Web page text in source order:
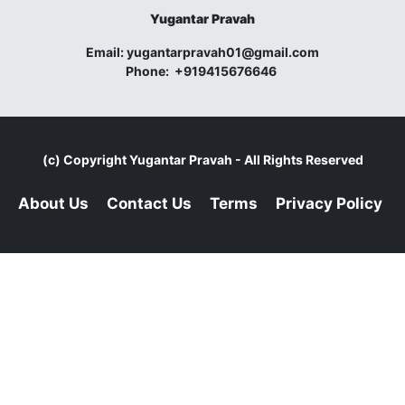
Yugantar Pravah
Email:yugantarpravah01@gmail.com
Phone: +919415676646
(c) CopyrightYugantar Pravah - All Rights Reserved
About Us Contact Us Terms Privacy Policy